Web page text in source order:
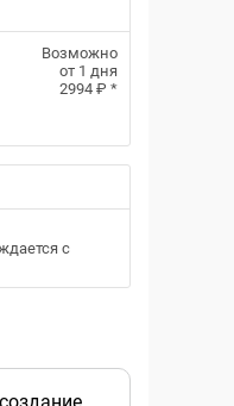
Возможно
от 1 дня
2994 ₽ *
с